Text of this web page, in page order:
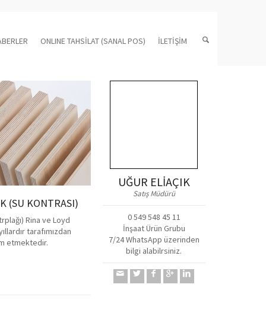
ONLINE TAHSİLAT (SANAL POS) İLETİŞİM
(SU KONTRASI)
Rina ve Loyd
tarafımızdan
etmektedir.
UĞUR ELİAÇIK
Satış Müdürü
0 549 548 45 11
İnşaat Ürün Grubu
7/24 WhatsApp üzerinden
bilgi alabilrsiniz.